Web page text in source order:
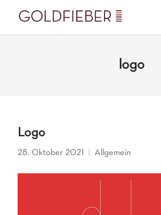
logo
Logo
28. Oktober 2021 Allgemein